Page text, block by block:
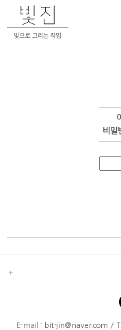
비밀
E-mail : bit-jin@naver.com /